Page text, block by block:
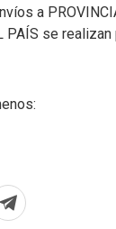
a
PAÍS se realizan